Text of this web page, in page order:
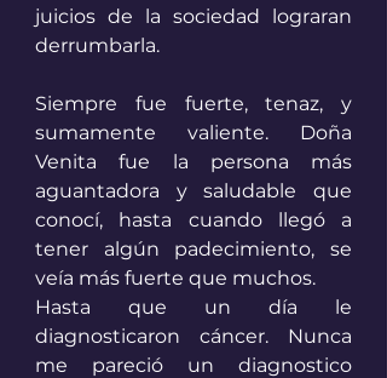
juicios de la sociedad lograran
derrumbarla.
Siempre fue fuerte, tenaz, y
sumamente valiente. Doña
Venita fue la persona más
aguantadora y saludable que
conocí, hasta cuando llegó a
tener algún padecimiento, se
veía más fuerte que muchos.
Hasta que un día le
diagnosticaron cáncer. Nunca
me pareció un diagnostico